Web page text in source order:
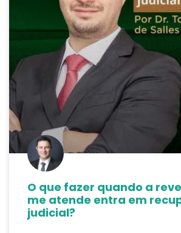
O que fazer quando a
me atende entra em
judicial?